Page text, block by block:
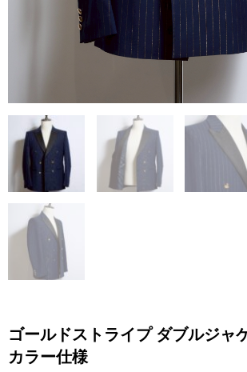
ゴールドストライプ ダブルジャ
カラー仕様